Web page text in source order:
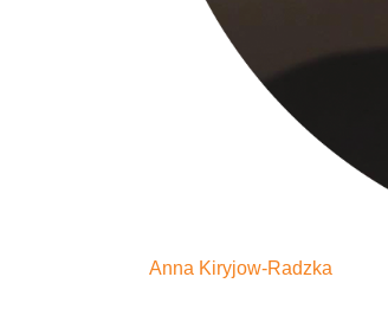
Anna Kiryjow-Radzka